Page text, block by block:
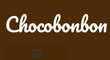
naar
deChocobonbon